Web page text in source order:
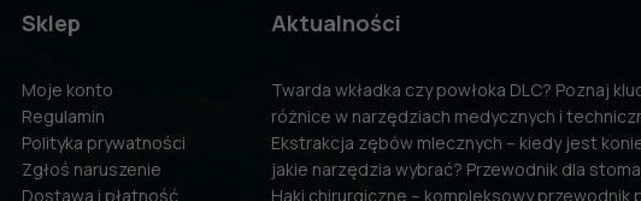
Sklep
Moje konto
Regulamin
Polityka prywatności
Zgłoś naruszenie
Dostawa i płatność
Aktualności
Twarda wkładka czy powłoka DLC? Poznaj
różnice w narzędziach medycznych i
Ekstrakcja zębów mlecznych – kiedy jest
jakie narzędzia wybrać? Przewodnik dla
Haki chirurgiczne – kompleksowy przewodnik